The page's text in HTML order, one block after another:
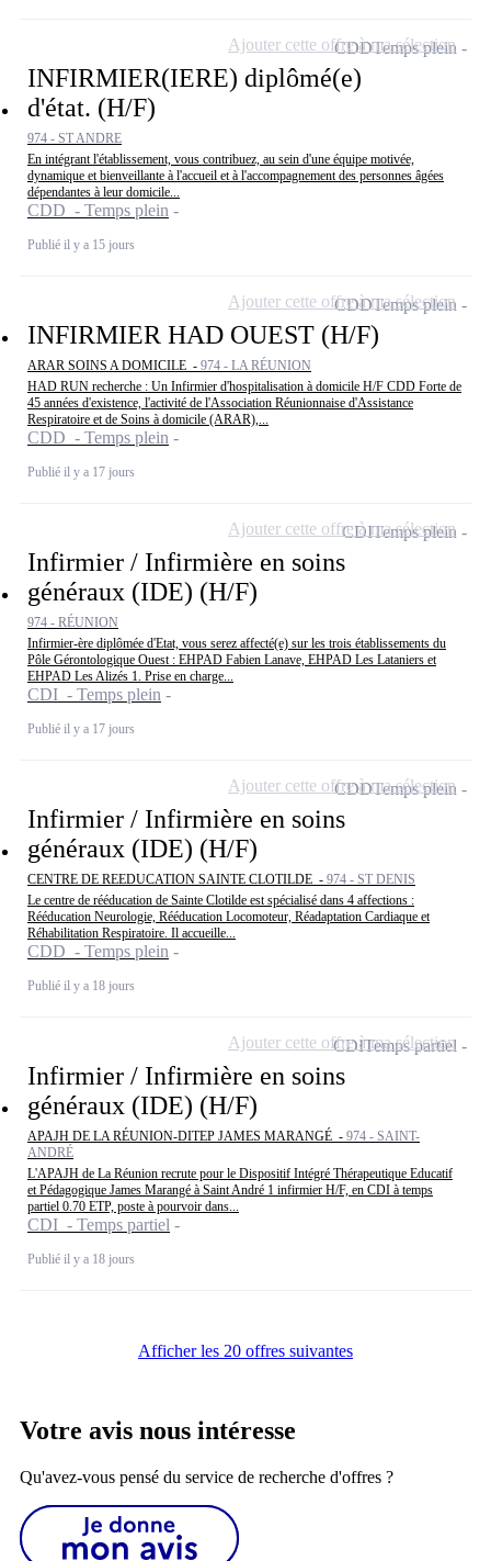
INFIRMIER(IERE) diplômé(e)
d'état. (H/F)
974 - ST ANDRE
En intégrant l'établissement, vous contribuez, au sein d'une équipe motivée,
dynamique et bienveillante à l'accueil et à l'accompagnement des personnes âgées
dépendantes à leur domicile...
CDD - Temps plein
Publié il y a 15 jours
CDDTemps plein
Ajouter cette offre à ma sélection
INFIRMIER HAD OUEST (H/F)
ARAR SOINS A DOMICILE - 974 - LA RÉUNION
HAD RUN recherche : Un Infirmier d'hospitalisation à domicile H/F CDD Forte de
45 années d'existence, l'activité de l'Association Réunionnaise d'Assistance
Respiratoire et de Soins à domicile (ARAR),...
CDD - Temps plein
Publié il y a 17 jours
CDDTemps plein
Ajouter cette offre à ma sélection
Infirmier / Infirmière en soins
généraux (IDE) (H/F)
974 - RÉUNION
Infirmier-ère diplômée d'Etat, vous serez affecté(e) sur les trois établissements du
Pôle Gérontologique Ouest : EHPAD Fabien Lanave, EHPAD Les Lataniers et
EHPAD Les Alizés 1. Prise en charge...
CDI - Temps plein
Publié il y a 17 jours
CDITemps plein
Ajouter cette offre à ma sélection
Infirmier / Infirmière en soins
généraux (IDE) (H/F)
CENTRE DE REEDUCATION SAINTE CLOTILDE - 974 - ST DENIS
Le centre de rééducation de Sainte Clotilde est spécialisé dans 4 affections :
Rééducation Neurologie, Rééducation Locomoteur, Réadaptation Cardiaque et
Réhabilitation Respiratoire. Il accueille...
CDD - Temps plein
Publié il y a 18 jours
CDDTemps plein
Ajouter cette offre à ma sélection
Infirmier / Infirmière en soins
généraux (IDE) (H/F)
APAJH DE LA RÉUNION-DITEP JAMES MARANGÉ - 974 - SAINT-
ANDRÉ
L'APAJH de La Réunion recrute pour le Dispositif Intégré Thérapeutique Educatif
et Pédagogique James Marangé à Saint André 1 infirmier H/F, en CDI à temps
partiel 0.70 ETP, poste à pourvoir dans...
CDI - Temps partiel
Publié il y a 18 jours
CDITemps partiel
Ajouter cette offre à ma sélection
Afficher les 20 offres suivantes
Votre avis nous intéresse
Qu'avez-vous pensé du service de recherche d'offres ?